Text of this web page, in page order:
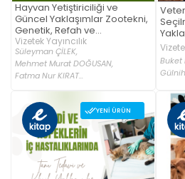
Hayvan Yetiştiriciliği ve
Güncel Yaklaşımlar Zootekni,
Genetik, Refah ve
Biyoistatistik
Vizetek Yayıncılık
Süleyman ÇİLEK,
Mehmet Murat DOĞUSAN,
Fatma Nur KIRAT...
Buket
YENI ÜRÜN